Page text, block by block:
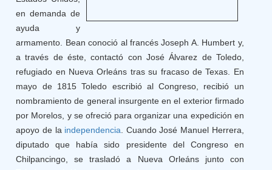
en demanda de
ayuda y
armamento. Bean conoció al francés Joseph A. Humbert y,
a través de éste, contactó con José Álvarez de Toledo,
refugiado en Nueva Orleáns tras su fracaso de Texas. En
mayo de 1815 Toledo escribió al Congreso, recibió un
nombramiento de general insurgente en el exterior firmado
por Morelos, y se ofreció para organizar una expedición en
apoyo de la independencia . Cuando José Manuel Herrera,
diputado que había sido presidente del Congreso en
Chilpancingo, se trasladó a Nueva Orleáns junto con